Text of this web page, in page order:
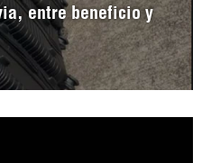
entre beneficio y